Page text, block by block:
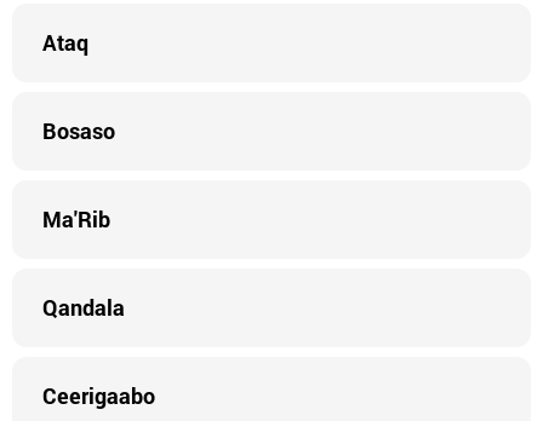
Ataq
Bosaso
Ma'Rib
Qandala
Ceerigaabo